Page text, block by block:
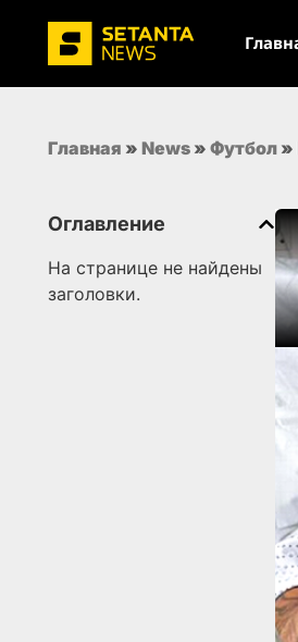
Главная » News » Футбол »
Оглавление
На странице не найдены
заголовки.